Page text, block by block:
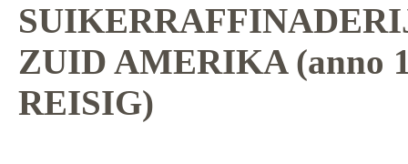
ZUID AMERIKA (anno
REISIG)